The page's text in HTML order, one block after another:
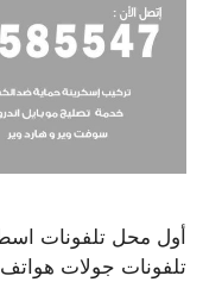
أول محل تلفونات
تلفونات جولات